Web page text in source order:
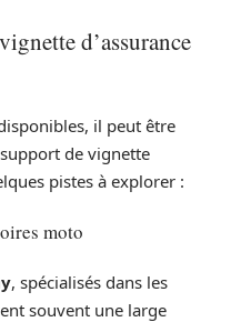
d’assurance
il peut être
de vignette
pistes à explorer :
moto
, spécialisés dans les
souvent une large